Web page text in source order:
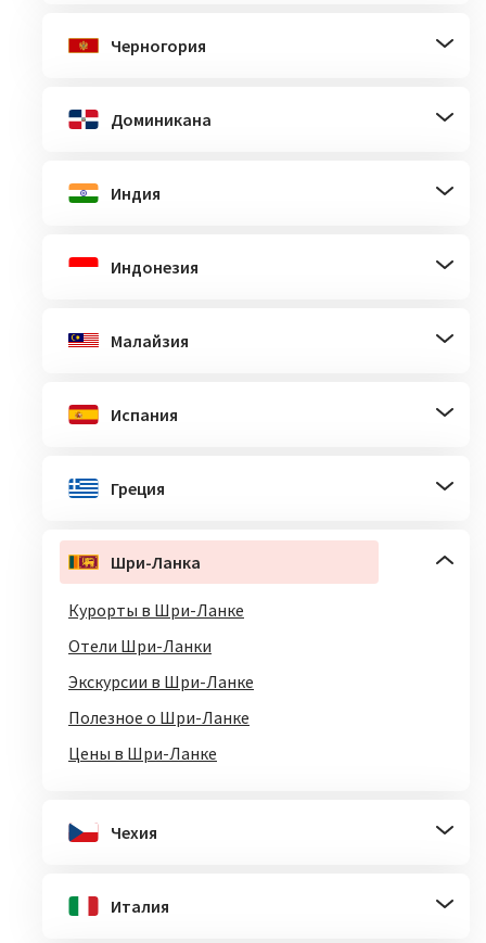
Черногория
Доминикана
Индия
Индонезия
Малайзия
Испания
Греция
Шри-Ланка
Курорты в Шри-Ланке
Отели Шри-Ланки
Экскурсии в Шри-Ланке
Полезное о Шри-Ланке
Цены в Шри-Ланке
Чехия
Италия